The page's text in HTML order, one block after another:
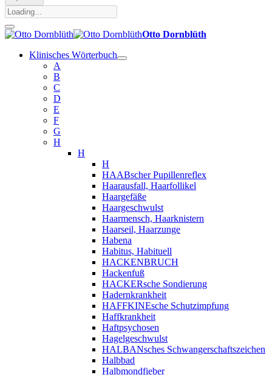
Otto Dornblüth
Klinisches Wörterbuch
A
B
C
D
E
F
G
H
H
H
HAABscher Pupillenreflex
Haarausfall, Haarfollikel
Haargefäße
Haargeschwulst
Haarmensch, Haarknistern
Haarseil, Haarzunge
Habena
Habitus, Habituell
HACKENBRUCH
Hackenfuß
HACKERsche Sondierung
Hadernkrankheit
HAFFKINEsche Schutzimpfung
Haffkrankheit
Haftpsychosen
Hagelgeschwulst
HALBANsches Schwangerschaftszeichen
Halbbad
Halbmondfieber